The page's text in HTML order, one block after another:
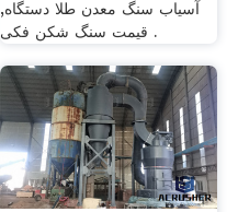
آسیاب سنگ معدن طلا دستگاه,
قیمت سنگ شکن فکی .